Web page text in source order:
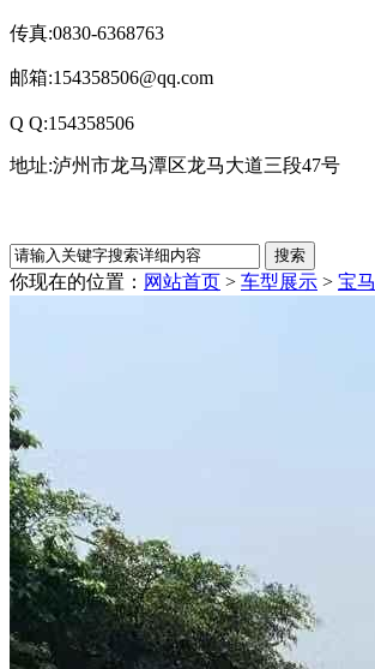
传真:0830-6368763
邮箱:154358506@qq.com
Q Q:154358506
地址:泸州市龙马潭区龙马大道三段47号
你现在的位置： 网站首页 > 车型展示 > 宝马